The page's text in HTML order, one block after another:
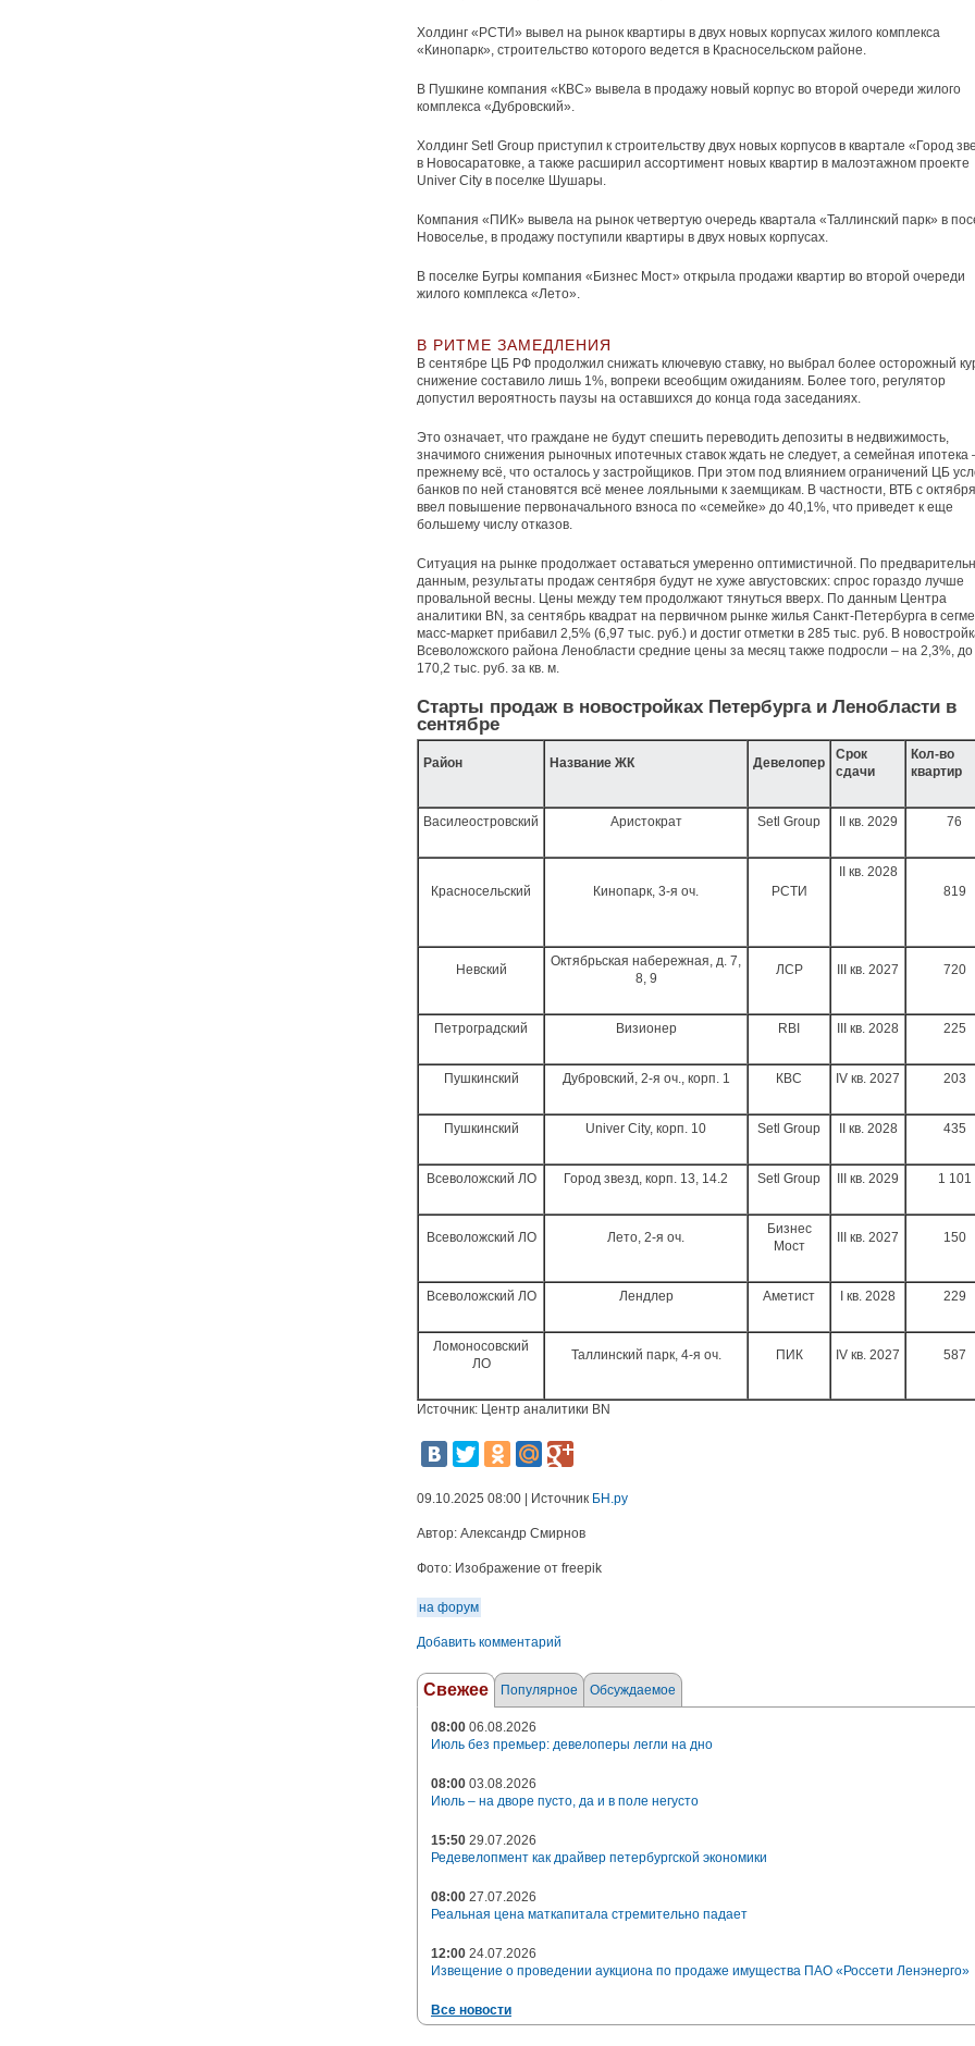
Холдинг «РСТИ» вывел на рынок квартиры в двух новых корпусах жилого комплекса
«Кинопарк», строительство которого ведется в Красносельском районе.
В Пушкине компания «КВС» вывела в продажу новый корпус во второй очереди жилого
комплекса «Дубровский».
Холдинг Setl Group приступил к строительству двух новых корпусов в квартале «Город
в Новосаратовке, а также расширил ассортимент новых квартир в малоэтажном проекте
Univer City в поселке Шушары.
Компания «ПИК» вывела на рынок четвертую очередь квартала «Таллинский парк» в
Новоселье, в продажу поступили квартиры в двух новых корпусах.
В поселке Бугры компания «Бизнес Мост» открыла продажи квартир во второй очереди
жилого комплекса «Лето».
В РИТМЕ ЗАМЕДЛЕНИЯ
В сентябре ЦБ РФ продолжил снижать ключевую ставку, но выбрал более осторожный
снижение составило лишь 1%, вопреки всеобщим ожиданиям. Более того, регулятор
допустил вероятность паузы на оставшихся до конца года заседаниях.
Это означает, что граждане не будут спешить переводить депозиты в недвижимость,
значимого снижения рыночных ипотечных ставок ждать не следует, а семейная ипотека
прежнему всё, что осталось у застройщиков. При этом под влиянием ограничений ЦБ
банков по ней становятся всё менее лояльными к заемщикам. В частности, ВТБ с октября
ввел повышение первоначального взноса по «семейке» до 40,1%, что приведет к еще
большему числу отказов.
Ситуация на рынке продолжает оставаться умеренно оптимистичной. По
данным, результаты продаж сентября будут не хуже августовских: спрос гораздо лучше
провальной весны. Цены между тем продолжают тянуться вверх. По данным Центра
аналитики BN, за сентябрь квадрат на первичном рынке жилья Санкт-Петербурга в
масс-маркет прибавил 2,5% (6,97 тыс. руб.) и достиг отметки в 285 тыс. руб. В
Всеволожского района Ленобласти средние цены за месяц также подросли – на 2,3%, до
170,2 тыс. руб. за кв. м.
Старты продаж в новостройках Петербурга и Ленобласти в
сентябре
Район Название ЖК Девелопер
Срок
сдачи
Кол-во
квартир
Василеостровский Аристократ Setl Group II кв. 2029 76
Красносельский Кинопарк, 3-я оч. РСТИ
II кв. 2028
819
Невский
Октябрьская набережная, д. 7,
8, 9
ЛСР III кв. 2027 720
Петроградский Визионер RBI III кв. 2028 225
Пушкинский Дубровский, 2-я оч., корп. 1 КВС IV кв. 2027 203
Пушкинский Univer City, корп. 10 Setl Group II кв. 2028 435
Всеволожский ЛО Город звезд, корп. 13, 14.2 Setl Group III кв. 2029 1 101
Всеволожский ЛО Лето, 2-я оч.
Бизнес
Мост
III кв. 2027 150
Всеволожский ЛО Лендлер Аметист I кв. 2028 229
Ломоносовский
ЛО
Таллинский парк, 4-я оч. ПИК IV кв. 2027 587
Источник: Центр аналитики BN
09.10.2025 08:00 | Источник БН.ру
Автор: Александр Смирнов
Фото: Изображение от freepik
на форум
Добавить комментарий
Свежее Популярное Обсуждаемое
08:00 06.08.2026
Июль без премьер: девелоперы легли на дно
08:00 03.08.2026
Июль – на дворе пусто, да и в поле негусто
15:50 29.07.2026
Редевелопмент как драйвер петербургской экономики
08:00 27.07.2026
Реальная цена маткапитала стремительно падает
12:00 24.07.2026
Извещение о проведении аукциона по продаже имущества ПАО «Россети Ленэнерго»
Все новости